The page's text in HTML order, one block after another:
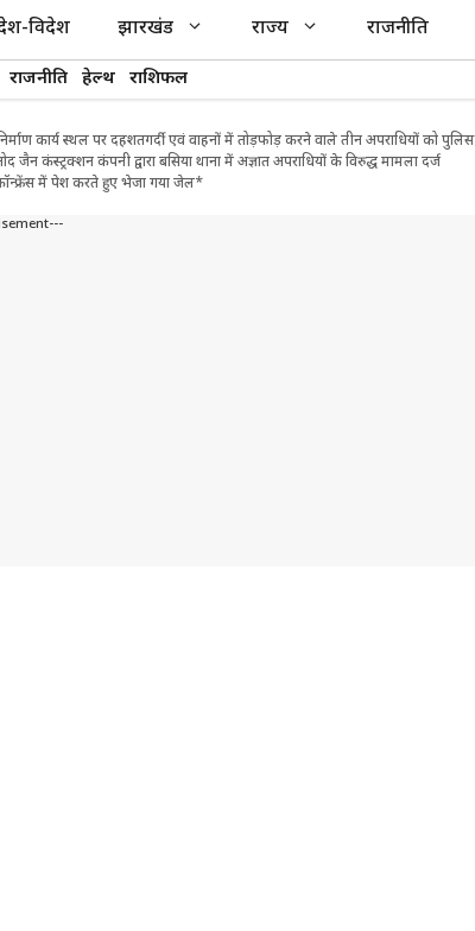
विदेश झारखंड राज्य राजनीति
राजनीति हेल्थ राशिफल
कार्य स्थल पर दहशतगर्दी एवं वाहनों में तोड़फोड़ करने वाले तीन अपराधियों को पुलिस
कंस्ट्रक्शन कंपनी द्वारा बसिया थाना में अज्ञात अपराधियों के विरुद्ध मामला दर्ज
कॉन्फ्रेंस में पेश करते हुए भेजा गया जेल*